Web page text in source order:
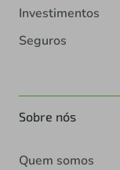
Investimentos
Seguros
Sobre nós
Quem somos